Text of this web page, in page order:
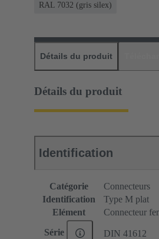
RAL 7032 (gris silex)
Détails du produit
Détails du produit
Identification
Catégorie
Connecteurs
Identification
Type M plat
Elément
Connecteur
Série DIN 41612